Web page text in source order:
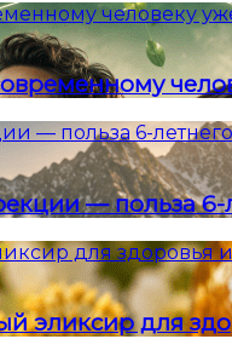
человеку
— польза 6-
— польза 6-
для здоровья
эликсир для